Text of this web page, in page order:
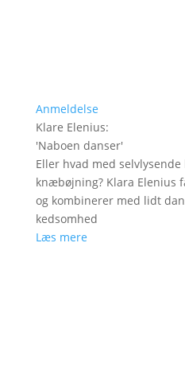
Anmeldelse
Klare Elenius:
'Naboen danser'
Eller hvad med
knæbøjning? Klara Elenius
og kombinerer med lidt
kedsomhed
Læs mere